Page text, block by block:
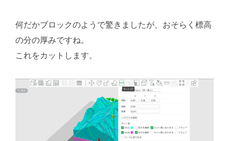
何だかブロックのようで驚きましたが、おそらく標高
の分の厚みですね。
これをカットします。